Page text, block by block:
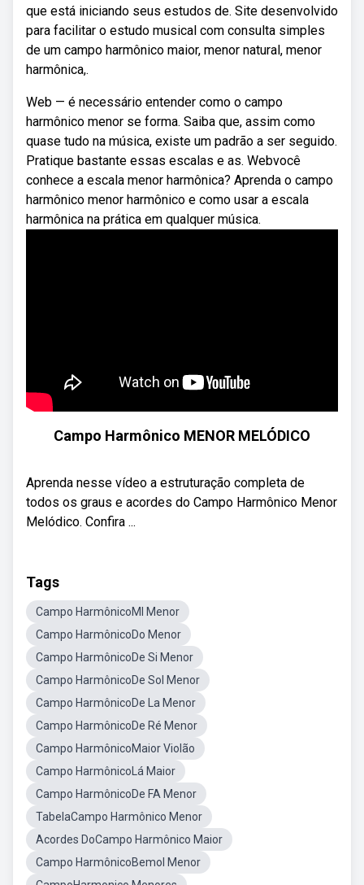
que está iniciando seus estudos de. Site desenvolvido
para facilitar o estudo musical com consulta simples
de um campo harmônico maior, menor natural, menor
harmônica,.
Web — é necessário entender como o campo
harmônico menor se forma. Saiba que, assim como
quase tudo na música, existe um padrão a ser seguido.
Pratique bastante essas escalas e as. Webvocê
conhece a escala menor harmônica? Aprenda o campo
harmônico menor harmônico e como usar a escala
harmônica na prática em qualquer música.
Campo Harmônico MENOR MELÓDICO
Aprenda nesse vídeo a estruturação completa de
todos os graus e acordes do Campo Harmônico Menor
Melódico. Confira ...
Tags
Campo HarmônicoMI Menor
Campo HarmônicoDo Menor
Campo HarmônicoDe Si Menor
Campo HarmônicoDe Sol Menor
Campo HarmônicoDe La Menor
Campo HarmônicoDe Ré Menor
Campo HarmônicoMaior Violão
Campo HarmônicoLá Maior
Campo HarmônicoDe FA Menor
TabelaCampo Harmônico Menor
Acordes DoCampo Harmônico Maior
Campo HarmônicoBemol Menor